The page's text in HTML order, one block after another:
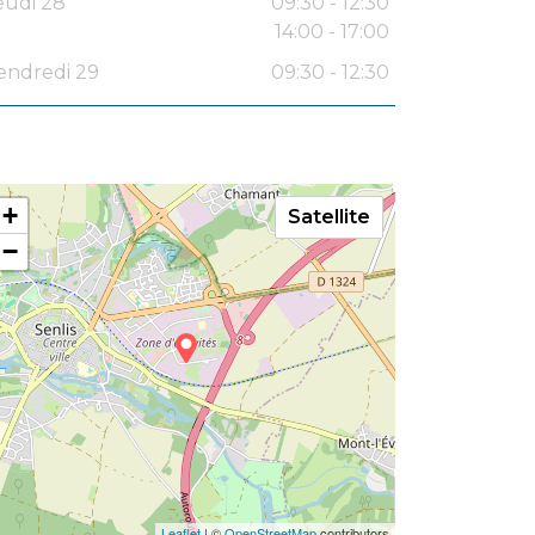
14:00 - 17:00
29
09:30 - 12:30
+
−
Satellite